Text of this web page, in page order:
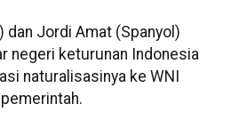
dan Jordi Amat (Spanyol)
negeri keturunan Indonesia
naturalisasinya ke WNI